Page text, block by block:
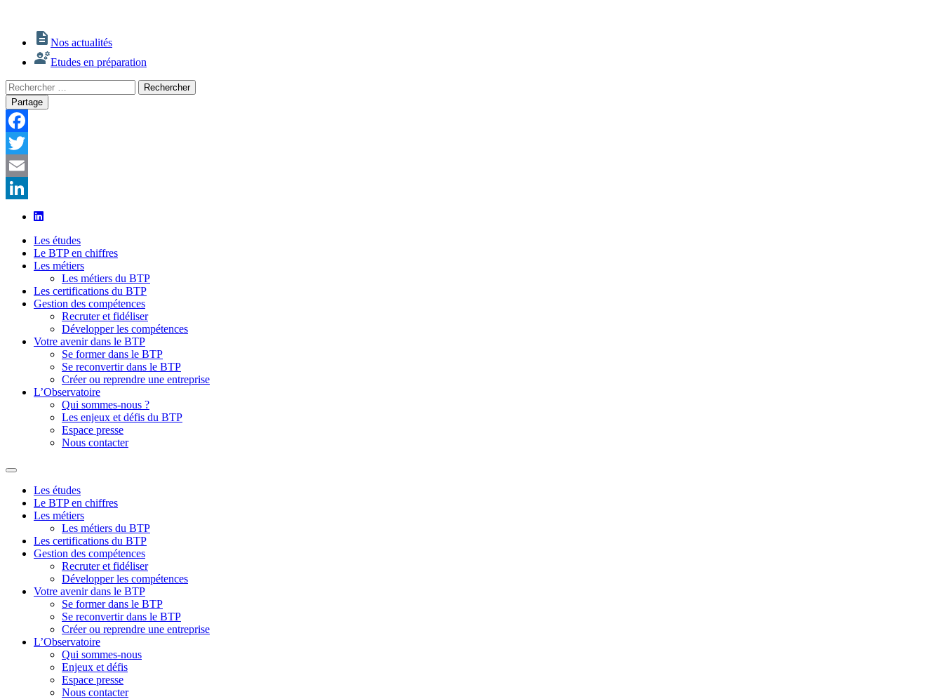
Nos actualités
Etudes en préparation
Rechercher
:
Rechercher
Partage
Facebook
Twitter
Email
LinkedIn
Les études
Le BTP en chiffres
Les métiers
Les métiers du BTP
Les certifications du BTP
Gestion des compétences
Recruter et fidéliser
Développer les compétences
Votre avenir dans le BTP
Se former dans le BTP
Se reconvertir dans le BTP
Créer ou reprendre une entreprise
L’Observatoire
Qui sommes-nous ?
Les enjeux et défis du BTP
Espace presse
Nous contacter
Les études
Le BTP en chiffres
Les métiers
Les métiers du BTP
Les certifications du BTP
Gestion des compétences
Recruter et fidéliser
Développer les compétences
Votre avenir dans le BTP
Se former dans le BTP
Se reconvertir dans le BTP
Créer ou reprendre une entreprise
L’Observatoire
Qui sommes-nous
Enjeux et défis
Espace presse
Nous contacter